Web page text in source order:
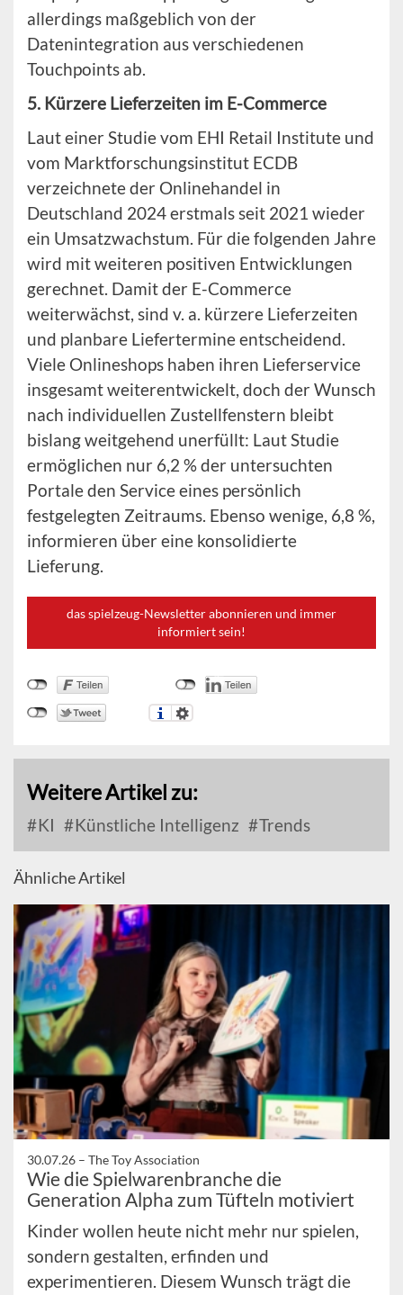
allerdings maßgeblich von der
Datenintegration aus verschiedenen
Touchpoints ab.
5. Kürzere Lieferzeiten im E-Commerce
Laut einer Studie vom EHI Retail Institute und
vom Marktforschungsinstitut ECDB
verzeichnete der Onlinehandel in
Deutschland 2024 erstmals seit 2021 wieder
ein Umsatzwachstum. Für die folgenden Jahre
wird mit weiteren positiven Entwicklungen
gerechnet. Damit der E-Commerce
weiterwächst, sind v. a. kürzere Lieferzeiten
und planbare Liefertermine entscheidend.
Viele Onlineshops haben ihren Lieferservice
insgesamt weiterentwickelt, doch der Wunsch
nach individuellen Zustellfenstern bleibt
bislang weitgehend unerfüllt: Laut Studie
ermöglichen nur 6,2 % der untersuchten
Portale den Service eines persönlich
festgelegten Zeitraums. Ebenso wenige, 6,8 %,
informieren über eine konsolidierte
Lieferung.
das spielzeug-Newsletter abonnieren und immer
informiert sein!
Weitere Artikel zu:
KI Künstliche Intelligenz Trends
Ähnliche Artikel
30.07.26 – The Toy Association
Wie die Spielwarenbranche die
Generation Alpha zum Tüfteln motiviert
Kinder wollen heute nicht mehr nur spielen,
sondern gestalten, erfinden und
experimentieren. Diesem Wunsch trägt die